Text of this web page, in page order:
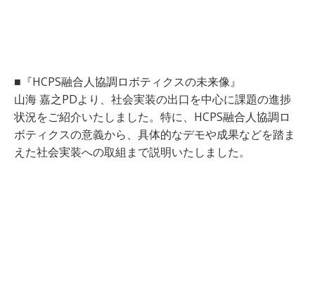
■『HCPS融合人協調ロボティクスの未来像』
山海 嘉之PDより、社会実装の出口を中心に課題の進捗
状況をご紹介いたしました。特に、HCPS融合人協調ロ
ボティクスの意義から、具体的なデモや成果などを踏ま
えた社会実装への取組まで説明いたしました。